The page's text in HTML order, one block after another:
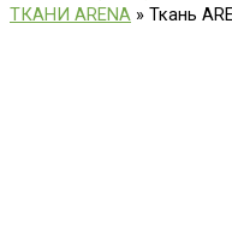
ТКАНИ ARENA » Ткань